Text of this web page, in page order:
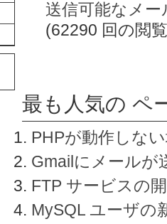
送信可能なメー
(62290 回の閲
最も人気の ペ
PHPが動作しな
Gmailにメールが
FTP サービスの
MySQL ユーザの